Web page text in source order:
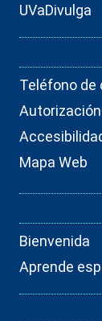
UVaDivulga
Teléfono
Mapa Web
Bienvenida
Aprende